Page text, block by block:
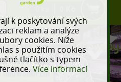
k poskytování svých
reklam a analýze
cookies. Níže
s použitím cookies
tlačítko s typem
Více informací